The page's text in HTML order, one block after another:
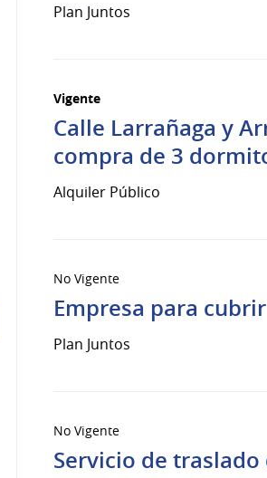
Plan Juntos
Vigente
Calle Larrañaga y
compra de 3
Alquiler Público
No Vigente
Empresa para
Plan Juntos
No Vigente
Servicio de